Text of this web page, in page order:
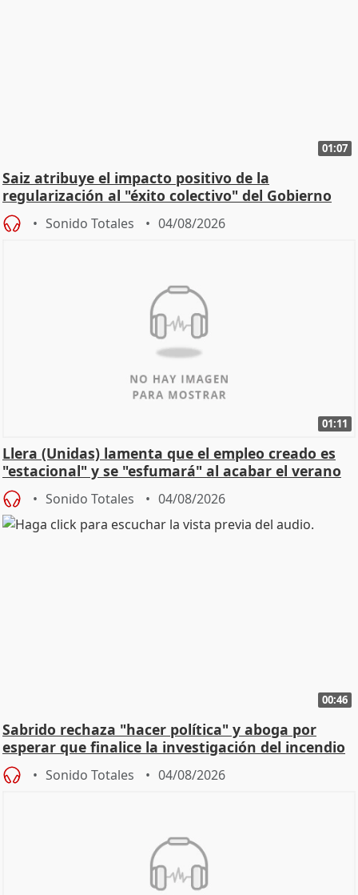
01:07
Saiz atribuye el impacto positivo de la
regularización al "éxito colectivo" del Gobierno
Sonido Totales 04/08/2026
01:11
Llera (Unidas) lamenta que el empleo creado es
"estacional" y se "esfumará" al acabar el verano
Sonido Totales 04/08/2026
00:46
Sabrido rechaza "hacer política" y aboga por
esperar que finalice la investigación del incendio
Sonido Totales 04/08/2026